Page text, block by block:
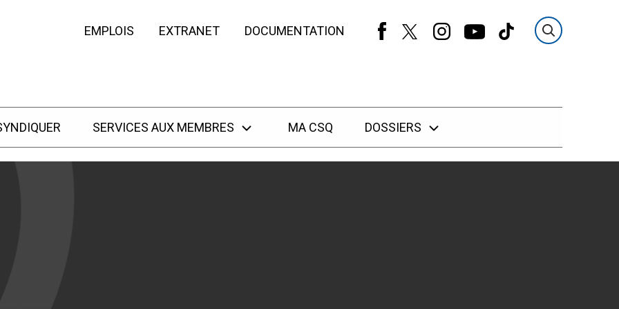
EMPLOIS EXTRANET DOCUMENTATION
SERVICES AUX MEMBRES MA CSQ DOSSIERS